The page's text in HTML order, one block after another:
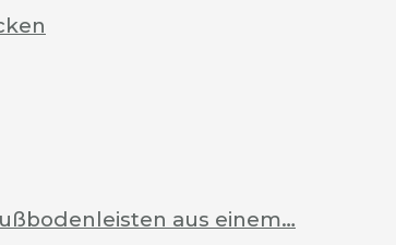
aus einem…